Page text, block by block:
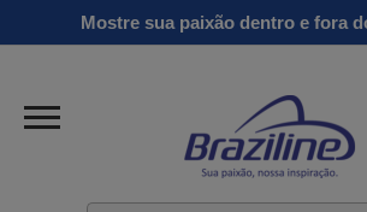
Mostre sua paixão dentro e fora
Clássicos
Linha
Gold
Verão